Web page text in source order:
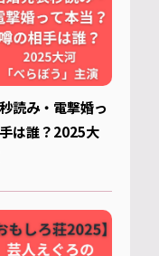
読み・電撃婚っ
は誰？2025大